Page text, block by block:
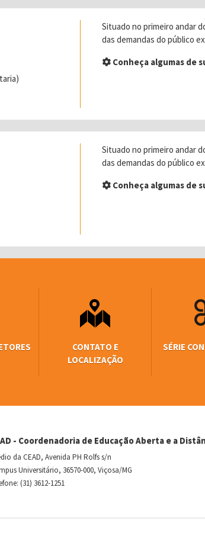
Situado no primeiro andar
das demandas do público
Conheça algumas de
Situado no primeiro andar
das demandas do público
Conheça algumas de
CONTATO E
LOCALIZAÇÃO
SÉRIE
- Coordenadoria de Educação Aberta e a
da CEAD, Avenida PH Rolfs s/n
Universitário, 36570-000, Viçosa/MG
(31) 3612-1251